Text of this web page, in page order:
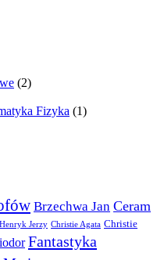
(2)
Fizyka (1)
Brzechwa Jan Ceram
Jerzy Christie Agata Christie
Fantastyka